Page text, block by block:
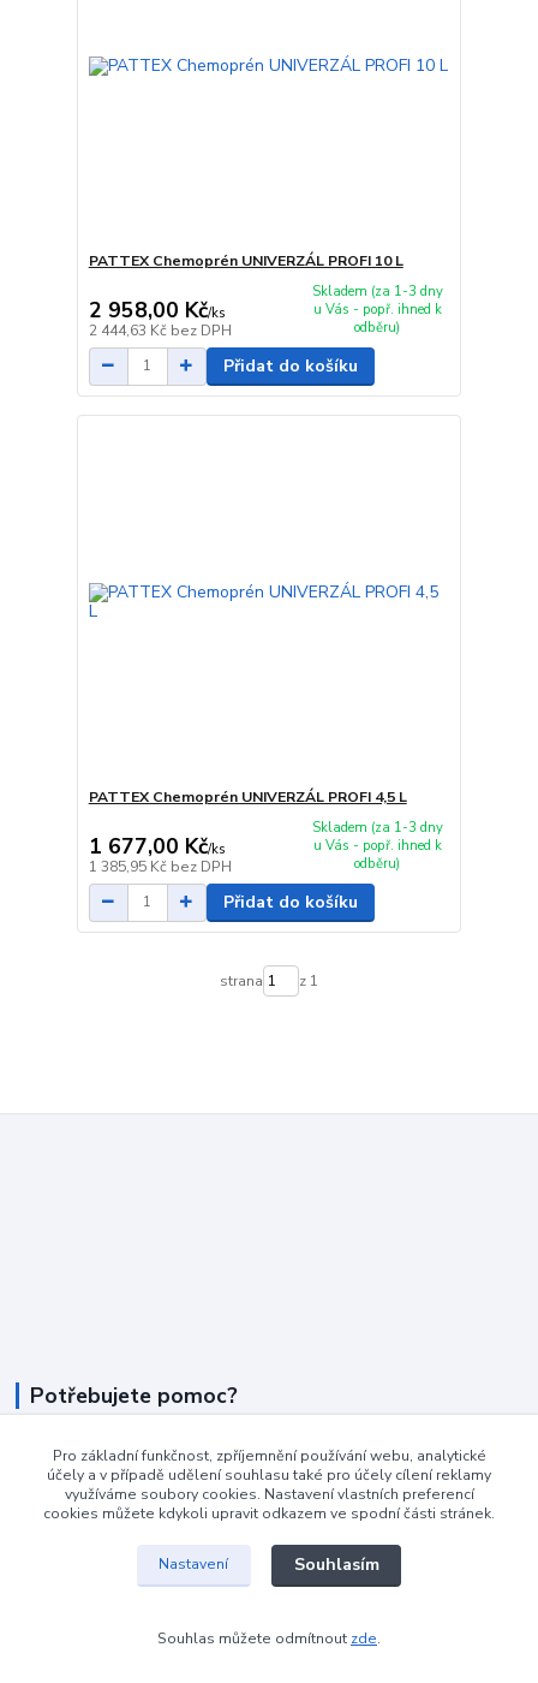
PATTEX Chemoprén UNIVERZÁL PROFI 10 L
2 958,00 Kč/ks
2 444,63 Kč bez DPH
Skladem (za 1-3 dny
u Vás - popř. ihned k
odběru)
Přidat do košíku
PATTEX Chemoprén UNIVERZÁL PROFI 4,5 L
1 677,00 Kč/ks
1 385,95 Kč bez DPH
Skladem (za 1-3 dny
u Vás - popř. ihned k
odběru)
Přidat do košíku
strana z 1
Potřebujete pomoc?
+420 604 990 800
po-pá 8:15 - 17:00 hod
info@podlahovyraj.cz
Pro základní funkčnost, zpříjemnění používání webu, analytické
účely a v případě udělení souhlasu také pro účely cílení reklamy
využíváme soubory cookies. Nastavení vlastních preferencí
cookies můžete kdykoli upravit odkazem ve spodní části stránek.
Nastavení Souhlasím
Souhlas můžete odmítnout zde.